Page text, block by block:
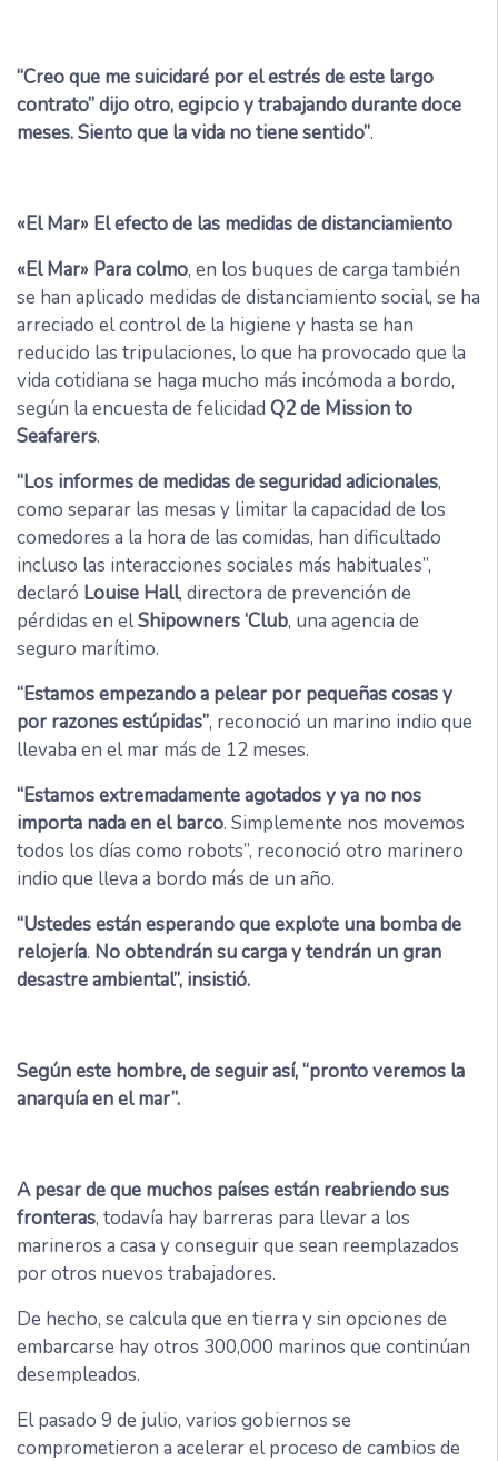
“Creo que me suicidaré por el estrés de este largo
contrato” dijo otro, egipcio y trabajando durante doce
meses. Siento que la vida no tiene sentido”.
«El Mar» El efecto de las medidas de distanciamiento
«El Mar» Para colmo, en los buques de carga también
se han aplicado medidas de distanciamiento social, se ha
arreciado el control de la higiene y hasta se han
reducido las tripulaciones, lo que ha provocado que la
vida cotidiana se haga mucho más incómoda a bordo,
según la encuesta de felicidad Q2 de Mission to
Seafarers.
“Los informes de medidas de seguridad adicionales,
como separar las mesas y limitar la capacidad de los
comedores a la hora de las comidas, han dificultado
incluso las interacciones sociales más habituales”,
declaró Louise Hall, directora de prevención de
pérdidas en elShipowners ‘Club, una agencia de
seguro marítimo.
“Estamos empezando a pelear por pequeñas cosas y
por razones estúpidas”, reconoció un marino indio que
llevaba en el mar más de 12 meses.
“Estamos extremadamente agotados y ya no nos
importa nada en el barco. Simplemente nos movemos
todos los días como robots”, reconoció otro marinero
indio que lleva a bordo más de un año.
“Ustedes están esperando que explote una bomba de
relojería. No obtendrán su carga y tendrán un gran
desastre ambiental”, insistió.
Según este hombre, de seguir así, “pronto veremos la
anarquía en el mar”.
A pesar de que muchos países están reabriendo sus
fronteras, todavía hay barreras para llevar a los
marineros a casa y conseguir que sean reemplazados
por otros nuevos trabajadores.
De hecho, se calcula que en tierra y sin opciones de
embarcarse hay otros 300,000 marinos que continúan
desempleados.
El pasado 9 de julio, varios gobiernos se
comprometieron a acelerar el proceso de cambios de